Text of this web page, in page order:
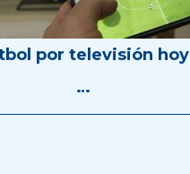
por televisión hoy
…